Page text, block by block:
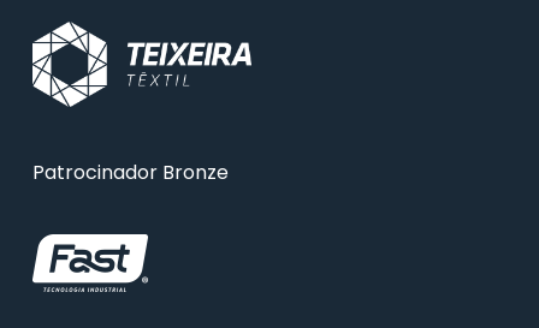
Patrocinador Bronze